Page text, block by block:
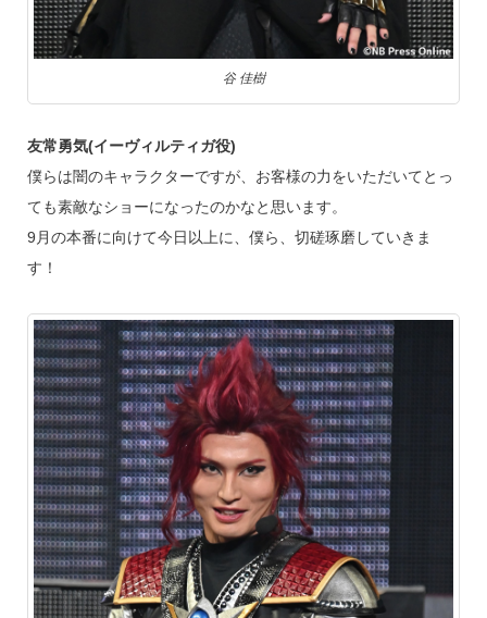
谷 佳樹
友常勇気(イーヴィルティガ役)
僕らは闇のキャラクターですが、お客様の力をいただいてとっ
ても素敵なショーになったのかなと思います。
9月の本番に向けて今日以上に、僕ら、切磋琢磨していきま
す！